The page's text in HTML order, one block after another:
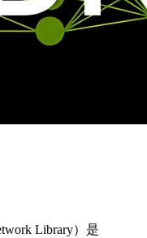
Library）是